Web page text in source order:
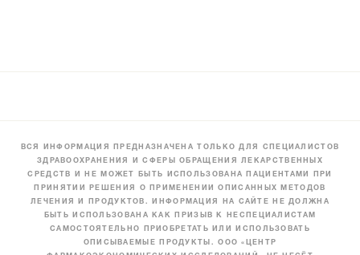
ВСЯ ИНФОРМАЦИЯ ПРЕДНАЗНАЧЕНА ТОЛЬКО ДЛЯ СПЕЦИАЛИСТОВ
ЗДРАВООХРАНЕНИЯ И СФЕРЫ ОБРАЩЕНИЯ ЛЕКАРСТВЕННЫХ
СРЕДСТВ И НЕ МОЖЕТ БЫТЬ ИСПОЛЬЗОВАНА ПАЦИЕНТАМИ ПРИ
ПРИНЯТИИ РЕШЕНИЯ О ПРИМЕНЕНИИ ОПИСАННЫХ МЕТОДОВ
ЛЕЧЕНИЯ И ПРОДУКТОВ. ИНФОРМАЦИЯ НА САЙТЕ НЕ ДОЛЖНА
БЫТЬ ИСПОЛЬЗОВАНА КАК ПРИЗЫВ К НЕСПЕЦИАЛИСТАМ
САМОСТОЯТЕЛЬНО ПРИОБРЕТАТЬ ИЛИ ИСПОЛЬЗОВАТЬ
ОПИСЫВАЕМЫЕ ПРОДУКТЫ. ООО «ЦЕНТР